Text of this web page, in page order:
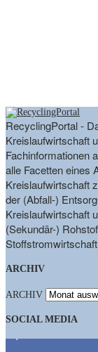
RecyclingPortal -
Kreislaufwirtschaft
Fachinformationen
alle Facetten eines
Kreislaufwirtschaft
der (Abfall-)
Kreislaufwirtschaft
(Sekundär-)
ARCHIV
ARCHIV
SOCIAL MEDIA